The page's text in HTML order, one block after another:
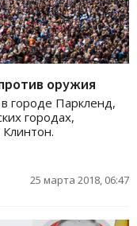
оружия
городе Паркленд,
городах,
25 марта 2018, 06:47